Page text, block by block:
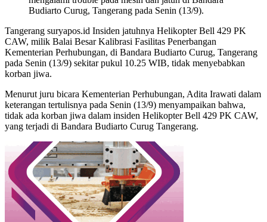
Budiarto Curug, Tangerang pada Senin (13/9).
Tangerang suryapos.id Insiden jatuhnya Helikopter Bell 429 PK
CAW, milik Balai Besar Kalibrasi Fasilitas Penerbangan
Kementerian Perhubungan, di Bandara Budiarto Curug, Tangerang
pada Senin (13/9) sekitar pukul 10.25 WIB, tidak menyebabkan
korban jiwa.
Menurut juru bicara Kementerian Perhubungan, Adita Irawati dalam
keterangan tertulisnya pada Senin (13/9) menyampaikan bahwa,
tidak ada korban jiwa dalam insiden Helikopter Bell 429 PK CAW,
yang terjadi di Bandara Budiarto Curug Tangerang.